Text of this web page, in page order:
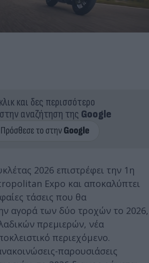
και δες περισσότερο
στην αναζήτηση της Google
2026 επιστρέφει την 1η
Expo και αποκαλύπτει
τάσεις που θα
αγορά των δύο τροχών το 2026,
πρεμιερών, νέα
περιεχόμενο.
παρουσιάσεις